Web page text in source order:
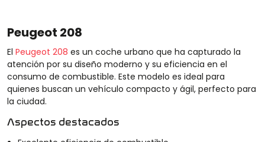
Peugeot 208
El Peugeot 208 es un coche urbano que ha capturado la
atención por su diseño moderno y su eficiencia en el
consumo de combustible. Este modelo es ideal para
quienes buscan un vehículo compacto y ágil, perfecto para
la ciudad.
Aspectos destacados